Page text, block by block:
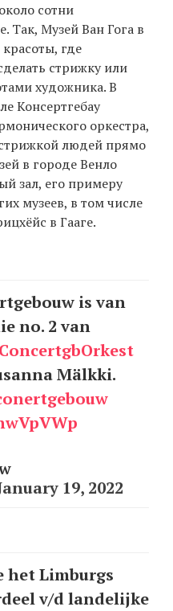
сотни
Так, Музей Ван Гога в
где
стрижку или
художника. В
Консертгебау
оркестра,
людей прямо
в городе Венло
зал, его примеру
музеев, в том числе
в Гааге.
is van
no. 2 van
Mälkki.
19, 2022
het Limburgs
v/d landelijke